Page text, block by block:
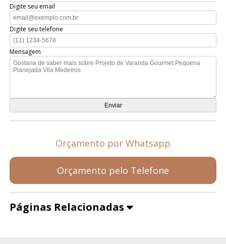
Digite seu email
Digite seu telefone
Mensagem
Orçamento por Whatsapp
Orçamento pelo Telefone
Páginas Relacionadas